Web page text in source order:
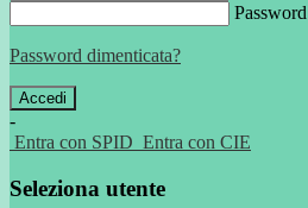
Password
Password dimenticata?
-
Entra con SPID Entra con CIE
Seleziona utente